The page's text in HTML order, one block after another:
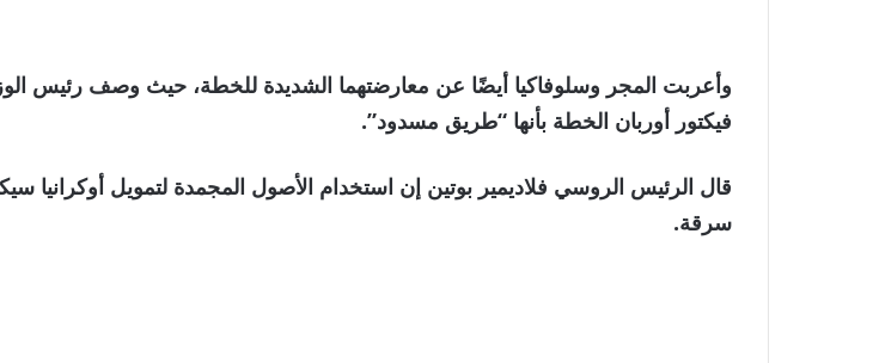
وأعربت المجر وسلوفاكيا أيضًا عن معارضتهما الشديدة للخطة، حيث وصف رئيس
فيكتور أوربان الخطة بأنها “طريق مسدود”.
قال الرئيس الروسي فلاديمير بوتين إن استخدام الأصول المجمدة لتمويل أوكرانيا
سرقة.